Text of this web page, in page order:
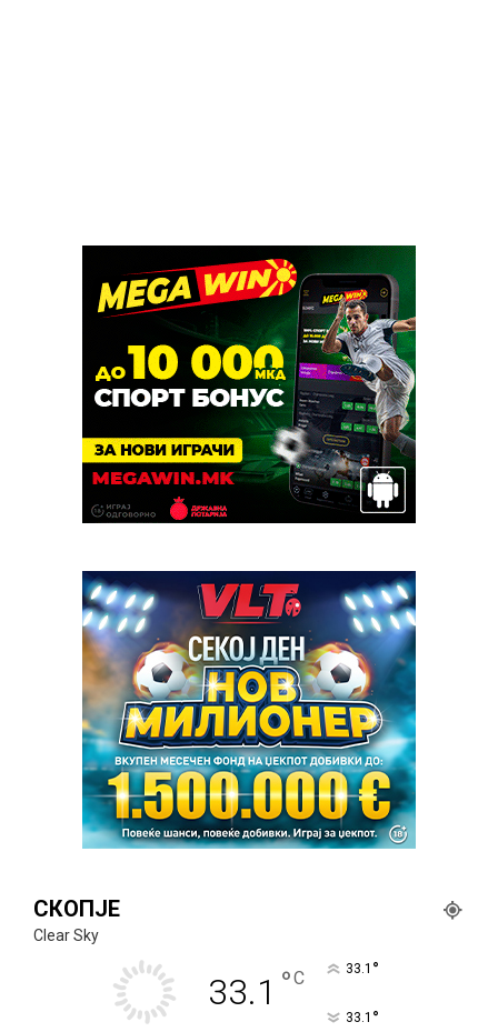
СКОПЈЕ
Clear Sky
33.1 °C 33.1 °
33.1 °